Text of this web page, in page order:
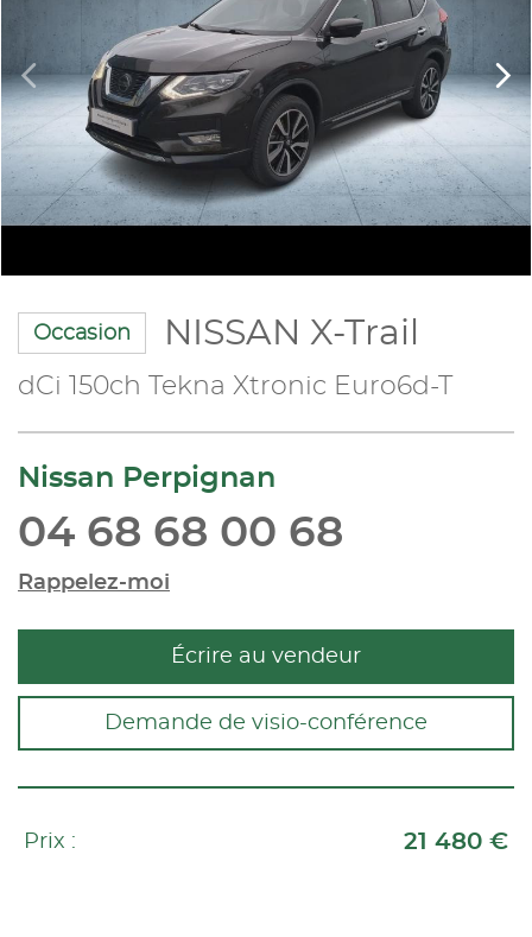
Occasion NISSAN X-Trail
dCi 150ch Tekna Xtronic Euro6d-T
Nissan Perpignan
04 68 68 00 68
Rappelez-moi
Écrire au vendeur
Demande de visio-conférence
Prix : 21 480 €